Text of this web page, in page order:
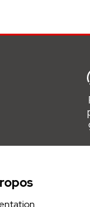
de pontage
par
bureau,